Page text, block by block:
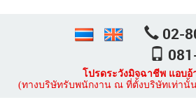
02-
โปรดระวังมิจฉาชีพ แอบ
(ทางบริษัทรับพนักงาน ณ ที่ตั้งบริษัทเท่านั้